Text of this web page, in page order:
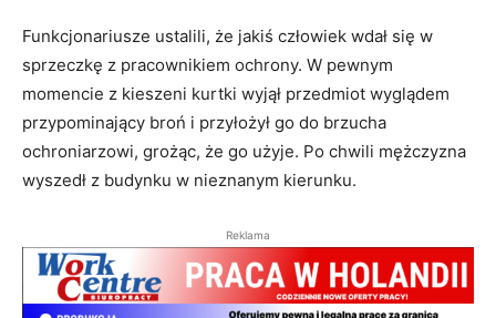
Funkcjonariusze ustalili, że jakiś człowiek wdał się w
sprzeczkę z pracownikiem ochrony. W pewnym
momencie z kieszeni kurtki wyjął przedmiot wyglądem
przypominający broń i przyłożył go do brzucha
ochroniarzowi, grożąc, że go użyje. Po chwili mężczyzna
wyszedł z budynku w nieznanym kierunku.
Reklama